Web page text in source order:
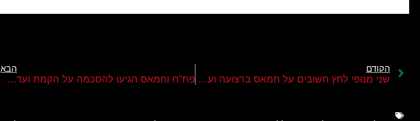
הקודם
שני מנופי לחץ חשובים על חמאס ברצועה ועל חזבאללה בלבנון
הבא
פת"ח וחמאס הגיעו להסכמה על הקמת ועדה שתנהל את ענייני רצועת עזה